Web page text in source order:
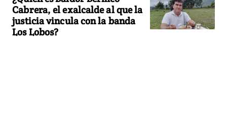
Cabrera, el exalcalde al que la
justicia vincula con la banda
Los Lobos?